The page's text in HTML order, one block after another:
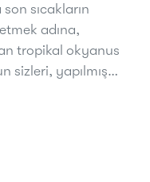
sıcakların
adına,
tropikal okyanus
sizleri, yapılmış…